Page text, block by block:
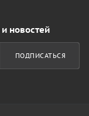
новостей
ПОДПИСАТЬСЯ